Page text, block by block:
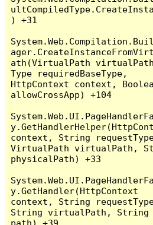
) +31
ath(VirtualPath
Type requiredBaseType,
HttpContext context,
allowCrossApp) +104
context, String
VirtualPath virtualPath,
physicalPath) +33
y.GetHandler(HttpContext
context, String
String virtualPath, String
path) +39